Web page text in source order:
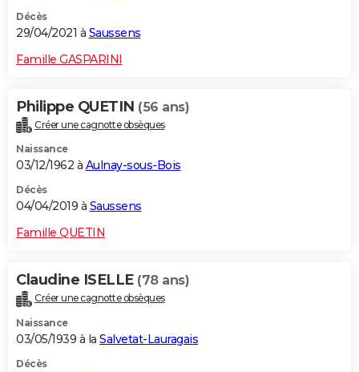
Décès
29/04/2021 à Saussens
Famille GASPARINI
Philippe QUETIN (56 ans)
Créer une cagnotte obsèques
Naissance
03/12/1962 à Aulnay-sous-Bois
Décès
04/04/2019 à Saussens
Famille QUETIN
Claudine ISELLE (78 ans)
Créer une cagnotte obsèques
Naissance
03/05/1939 à la Salvetat-Lauragais
Décès